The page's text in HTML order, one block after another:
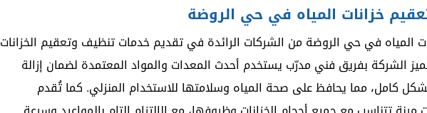
خزانات المياه في حي الروضة
المياه في حي الروضة من الشركات الرائدة في تقديم خدمات تنظيف وتعقيم الخزانات
الشركة بفريق فني مدرّب يستخدم أحدث المعدات والمواد المعتمدة لضمان إزالة
بشكل كامل، مما يحافظ على صحة المياه وسلامتها للاستخدام المنزلي. كما تُقدم